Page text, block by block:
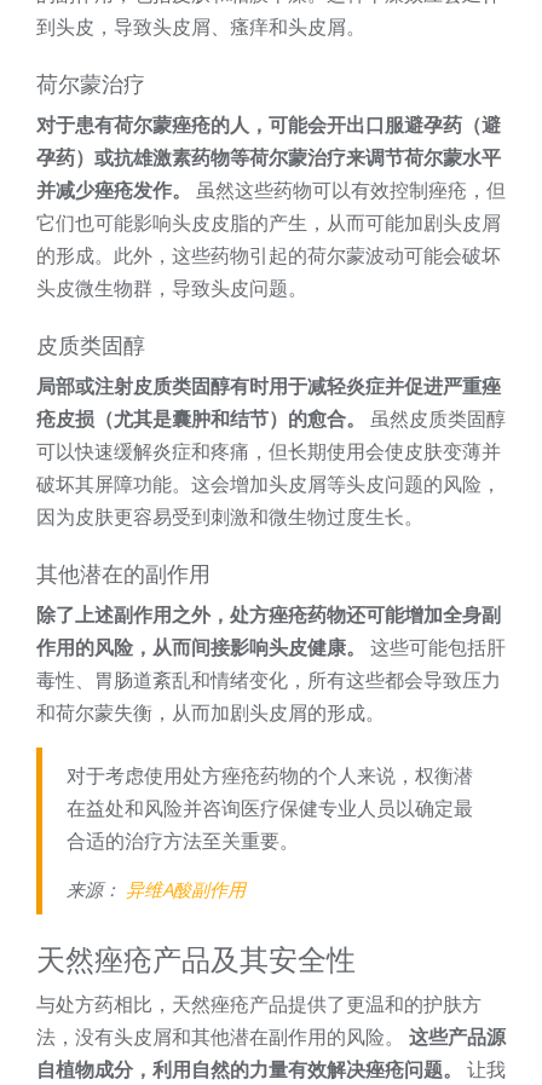
到头皮，导致头皮屑、瘙痒和头皮屑。
荷尔蒙治疗
对于患有荷尔蒙痤疮的人，可能会开出口服避孕药（避
孕药）或抗雄激素药物等荷尔蒙治疗来调节荷尔蒙水平
并减少痤疮发作。
虽然这些药物可以有效控制痤疮，但
它们也可能影响头皮皮脂的产生，从而可能加剧头皮屑
的形成。此外，这些药物引起的荷尔蒙波动可能会破坏
头皮微生物群，导致头皮问题。
皮质类固醇
局部或注射皮质类固醇有时用于减轻炎症并促进严重痤
疮皮损（尤其是囊肿和结节）的愈合。
虽然皮质类固醇
可以快速缓解炎症和疼痛，但长期使用会使皮肤变薄并
破坏其屏障功能。这会增加头皮屑等头皮问题的风险，
因为皮肤更容易受到刺激和微生物过度生长。
其他潜在的副作用
除了上述副作用之外，处方痤疮药物还可能增加全身副
作用的风险，从而间接影响头皮健康。
这些可能包括肝
毒性、胃肠道紊乱和情绪变化，所有这些都会导致压力
和荷尔蒙失衡，从而加剧头皮屑的形成。
对于考虑使用处方痤疮药物的个人来说，权衡潜
在益处和风险并咨询医疗保健专业人员以确定最
合适的治疗方法至关重要。
来源： 异维A酸副作用
天然痤疮产品及其安全性
与处方药相比，天然痤疮产品提供了更温和的护肤方
法，没有头皮屑和其他潜在副作用的风险。 这些产品源
自植物成分，利用自然的力量有效解决痤疮问题。
让我